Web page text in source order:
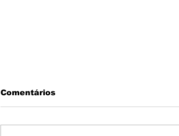
Comentários